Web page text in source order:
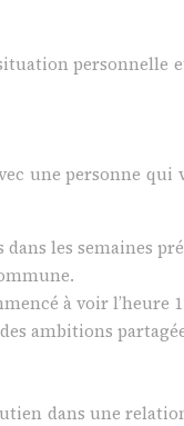
personnelle
une personne
les semaines
à voir
ambitions
dans une